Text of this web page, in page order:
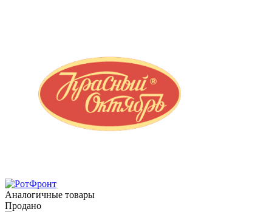
Аналогичные товары
Продано